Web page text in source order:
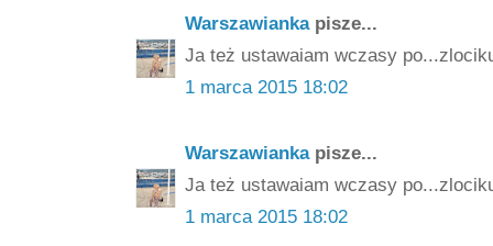
Warszawiankapisze...
Ja też ustawaiam wczasy
1 marca 2015 18:02
Warszawiankapisze...
Ja też ustawaiam wczasy
1 marca 2015 18:02